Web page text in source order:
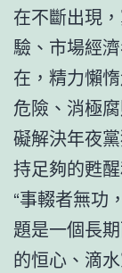
在不斷出現
驗、市場經
在，精力懶
危險、消極
礙解決年夜
持足夠的甦
“事輟者無功
題是一個長
的恒心、滴